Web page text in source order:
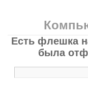
Есть флешка
была